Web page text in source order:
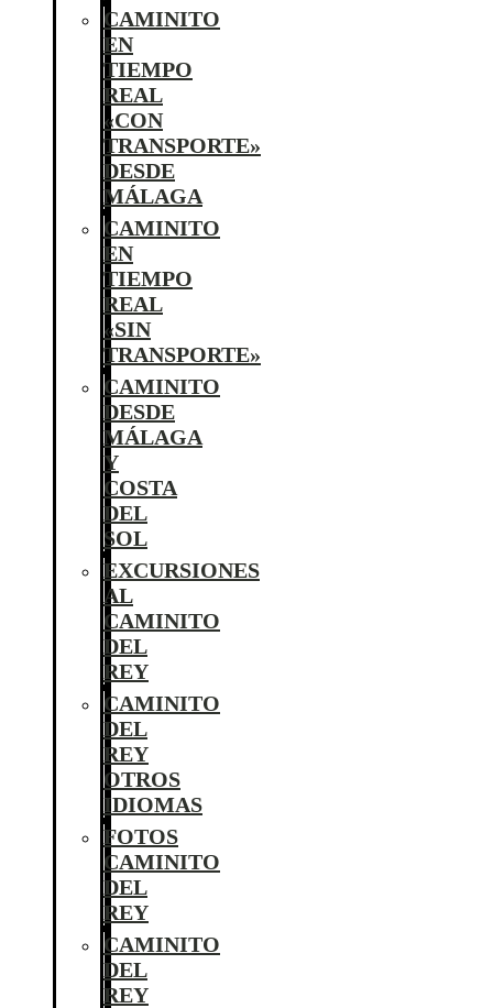
CAMINITO
EN
TIEMPO
REAL
«CON
TRANSPORTE»
DESDE
MÁLAGA
CAMINITO
EN
TIEMPO
REAL
«SIN
TRANSPORTE»
CAMINITO
DESDE
MÁLAGA
Y
COSTA
DEL
SOL
EXCURSIONES
AL
CAMINITO
DEL
REY
CAMINITO
DEL
REY
OTROS
IDIOMAS
FOTOS
CAMINITO
DEL
REY
CAMINITO
DEL
REY